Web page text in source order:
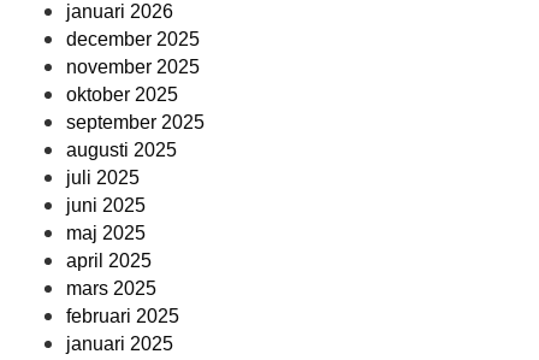
januari 2026
december 2025
november 2025
oktober 2025
september 2025
augusti 2025
juli 2025
juni 2025
maj 2025
april 2025
mars 2025
februari 2025
januari 2025